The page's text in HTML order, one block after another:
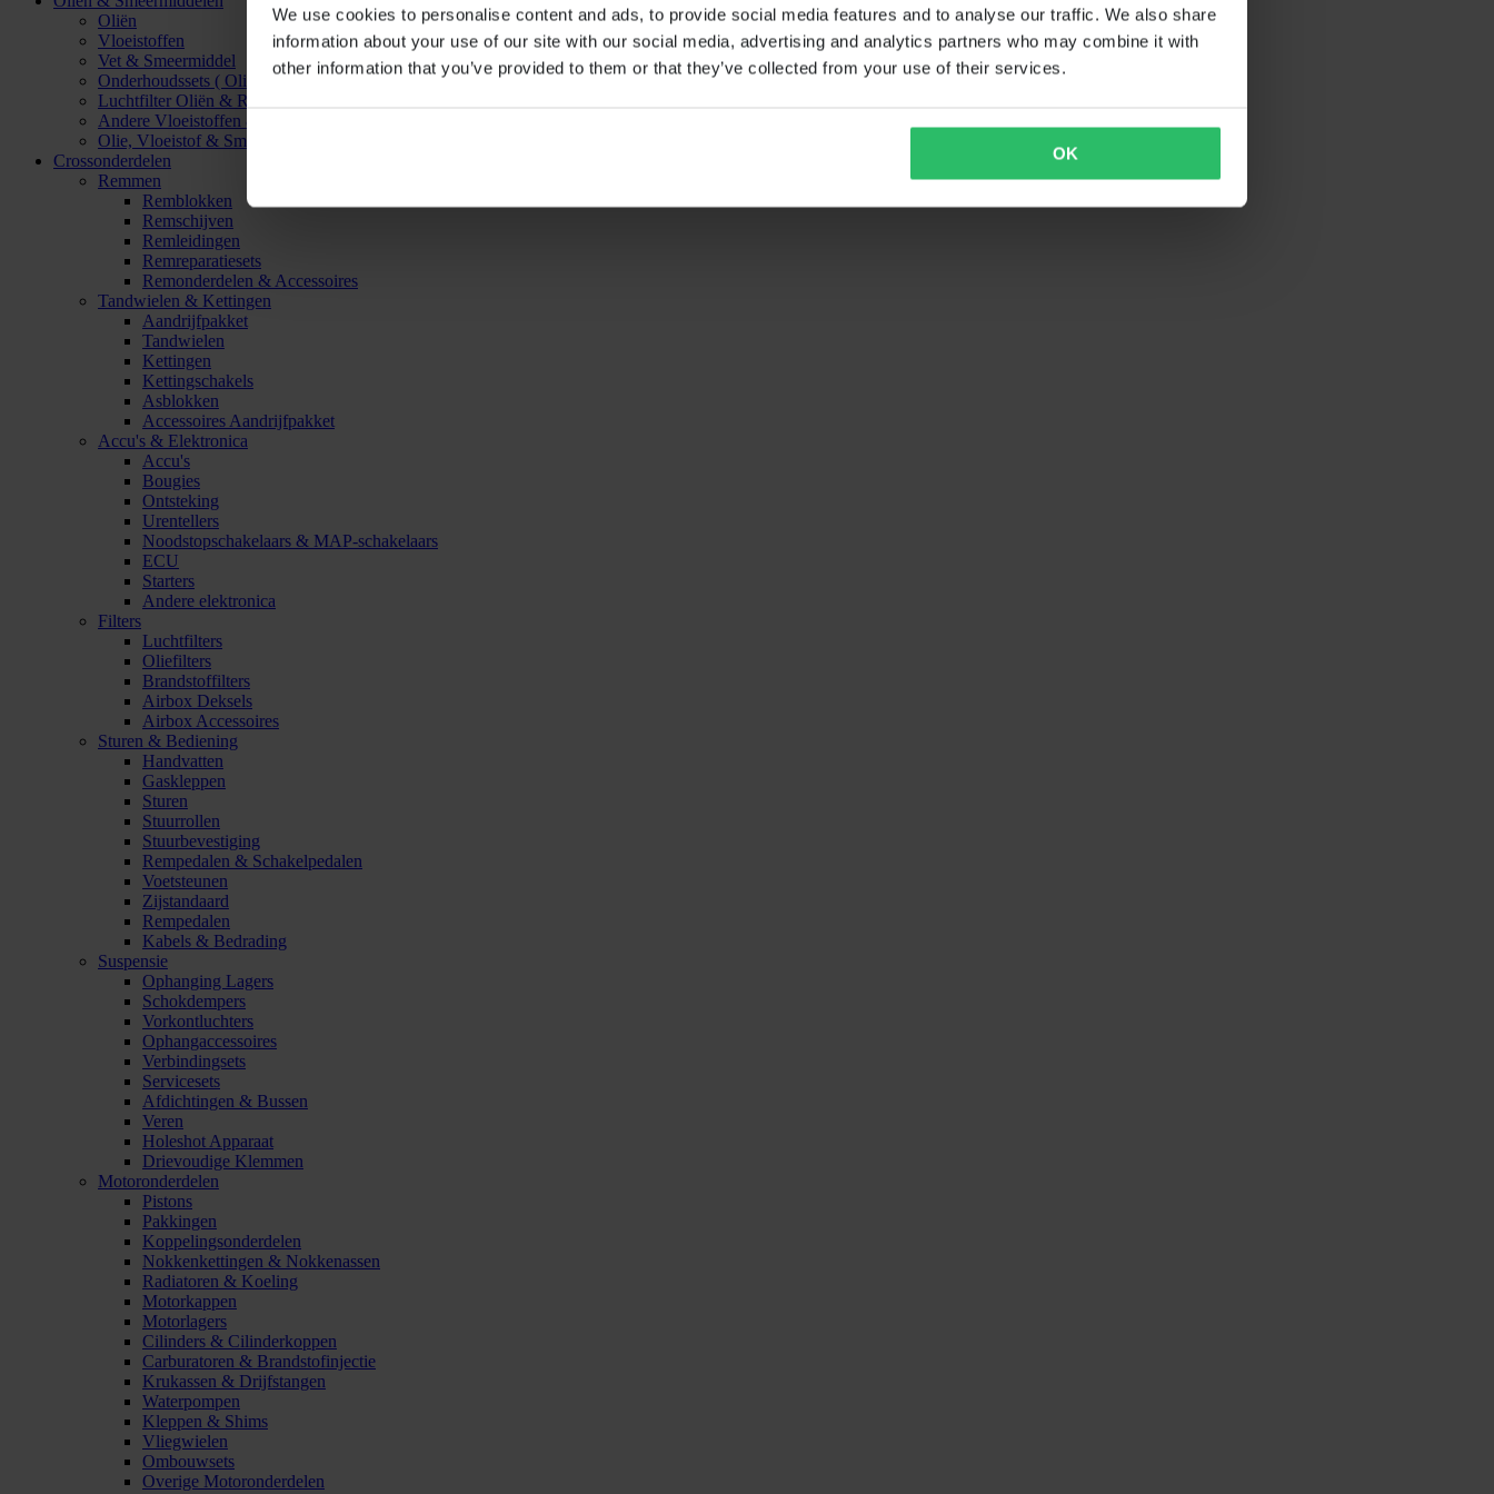
We use cookies to personalise content and ads, to provide social media features and to analyse our traffic. We also share
information about your use of our site with our social media, advertising and analytics partners who may combine it with
other information that you’ve provided to them or that they’ve collected from your use of their services.
OK
Oliën
Vloeistoffen
Vet & Smeermiddel
Onderhoudssets ( Olie & Filter)
Luchtfilter Oliën & Reinigers
Andere Vloeistoffen & Smeermiddelen
Olie, Vloeistof & Smeermiddel Accessoires
Crossonderdelen
Remmen
Remblokken
Remschijven
Remleidingen
Remreparatiesets
Remonderdelen & Accessoires
Tandwielen & Kettingen
Aandrijfpakket
Tandwielen
Kettingen
Kettingschakels
Asblokken
Accessoires Aandrijfpakket
Accu's & Elektronica
Accu's
Bougies
Ontsteking
Urentellers
Noodstopschakelaars & MAP-schakelaars
ECU
Starters
Andere elektronica
Filters
Luchtfilters
Oliefilters
Brandstoffilters
Airbox Deksels
Airbox Accessoires
Sturen & Bediening
Handvatten
Gaskleppen
Sturen
Stuurrollen
Stuurbevestiging
Rempedalen & Schakelpedalen
Voetsteunen
Zijstandaard
Rempedalen
Kabels & Bedrading
Suspensie
Ophanging Lagers
Schokdempers
Vorkontluchters
Ophangaccessoires
Verbindingsets
Servicesets
Afdichtingen & Bussen
Veren
Holeshot Apparaat
Drievoudige Klemmen
Motoronderdelen
Pistons
Pakkingen
Koppelingsonderdelen
Nokkenkettingen & Nokkenassen
Radiatoren & Koeling
Motorkappen
Motorlagers
Cilinders & Cilinderkoppen
Carburatoren & Brandstofinjectie
Krukassen & Drijfstangen
Waterpompen
Kleppen & Shims
Vliegwielen
Ombouwsets
Overige Motoronderdelen